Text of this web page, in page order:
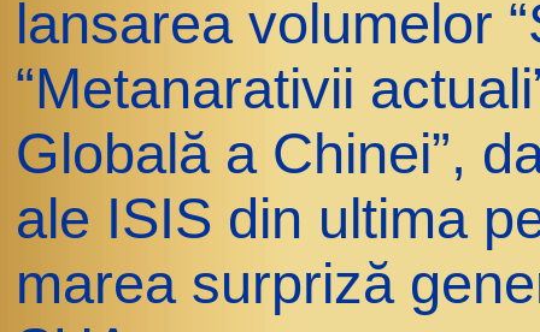
lansarea volumelor
“Metanarativii
Globală a Chinei”,
ale ISIS din ultima
marea surpriză